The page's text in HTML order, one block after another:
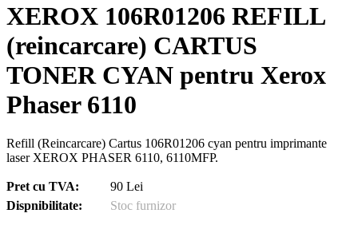
XEROX 106R01206 REFILL
(reincarcare) CARTUS
TONER CYAN pentru Xerox
Phaser 6110
Refill (Reincarcare) Cartus 106R01206 cyan pentru imprimante
laser XEROX PHASER 6110, 6110MFP.
Pret cu TVA:
90 Lei
Dispnibilitate:
Stoc furnizor